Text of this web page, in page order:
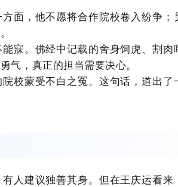
面，他不愿将合作院校卷入纷争；
寐。佛经中记载的舍身饲虎、割肉
气，真正的担当需要决心。
校蒙受不白之冤。这句话，道出了
人建议独善其身。但在王庆运看来